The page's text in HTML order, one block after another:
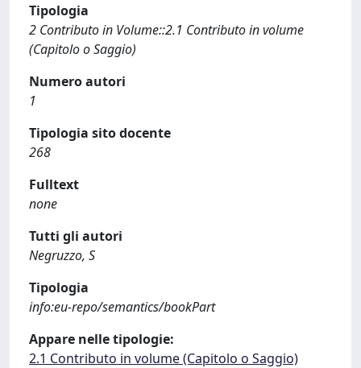
Tipologia
2 Contributo in Volume::2.1 Contributo in volume
(Capitolo o Saggio)
Numero autori
1
Tipologia sito docente
268
Fulltext
none
Tutti gli autori
Negruzzo, S
Tipologia
info:eu-repo/semantics/bookPart
Appare nelle tipologie:
2.1 Contributo in volume (Capitolo o Saggio)